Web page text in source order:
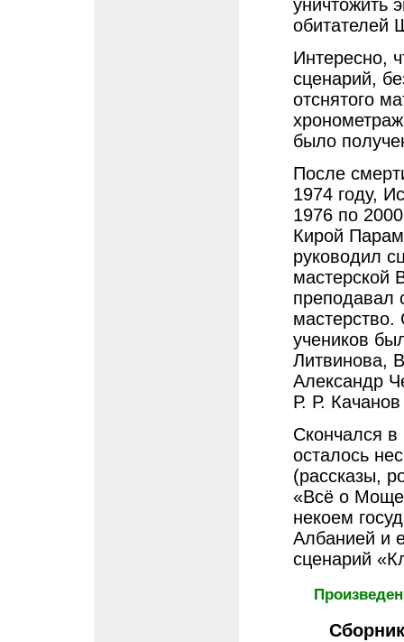
уничтожить
обитателей
Интересно,
сценарий,
отснятого
было
После
1974 году,
1976 по
Кирой
руководил
мастерской
преподавал
мастерство.
учеников
Литвинова,
Александр
Р. Р.
Скончался в
осталось
(рассказы,
«Всё о
некоем
Албанией и
сценарий